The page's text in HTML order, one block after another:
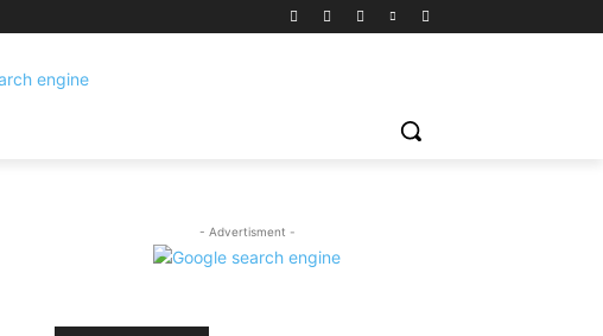
- Advertisment -